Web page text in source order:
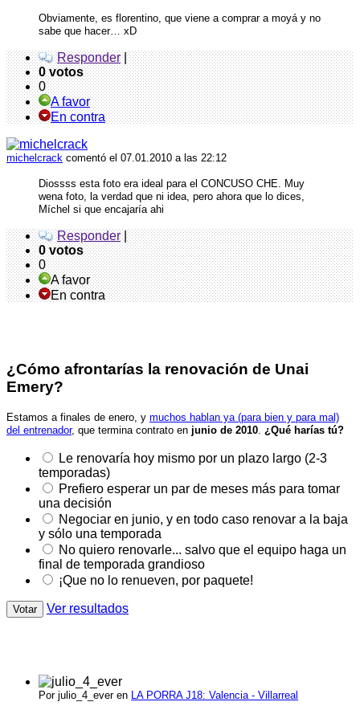
Obviamente, es florentino, que viene a comprar a moyá y no
sabe que hacer… xD
Responder|
0 votos
0
A favor
En contra
michelcrack comentó el 07.01.2010 a las 22:12
Diossss esta foto era ideal para el CONCUSO CHE. Muy
wena foto, la verdad que ni idea, pero ahora que lo dices,
Míchel si que encajaría ahi
Responder|
0 votos
0
A favor
En contra
¿Cómo afrontarías la renovación de Unai
Emery?
Estamos a finales de enero, y muchos hablan ya (para bien y para mal)
del entrenador, que termina contrato en junio de 2010 ¿Qué harías tú?
Le renovaría hoy mismo por un plazo largo (2-3
temporadas)
Prefiero esperar un par de meses más para tomar
una decisión
Negociar en junio, y en todo caso renovar a la baja
y sólo una temporada
No quiero renovarle... salvo que el equipo haga un
final de temporada grandioso
¡Que no lo renueven, por paquete!
Ver resultados
Por julio_4_ever en LA PORRA J18: Valencia - Villarreal